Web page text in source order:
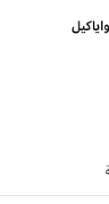
تري من هيلتون